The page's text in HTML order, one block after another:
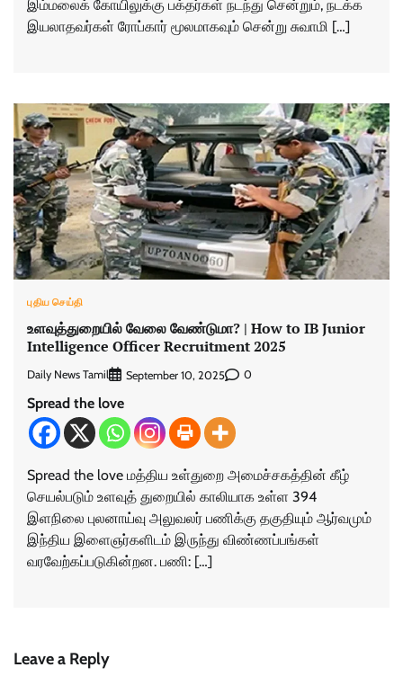
இம்மலைக் கோயிலுக்கு பக்தர்கள் நடந்து சென்றும், நடக்க
இயலாதவர்கள் ரோப்கார் மூலமாகவும் சென்று சுவாமி […]
புதிய செய்தி
உளவுத்துறையில் வேலை வேண்டுமா? | How to IB Junior
Intelligence Officer Recruitment 2025
Daily News Tamil September 10, 2025 0
Spread the love
Spread the love மத்திய உள்துறை அமைச்சகத்தின் கீழ்
செயல்படும் உளவுத் துறையில் காலியாக உள்ள 394
இளநிலை புலனாய்வு அலுவலர் பணிக்கு தகுதியும் ஆர்வமும்
இந்திய இளைஞர்களிடம் இருந்து விண்ணப்பங்கள்
வரவேற்கப்படுகின்றன. பணி: […]
Leave a Reply